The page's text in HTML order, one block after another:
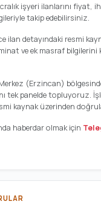
işyeri ilanlarını fiyat,
takip edebilirsiniz.
ilan detayındaki resmi
ve ek masraf
(Erzincan)
tek panelde topluyoruz.
kaynak üzerinden
haberdar olmak için